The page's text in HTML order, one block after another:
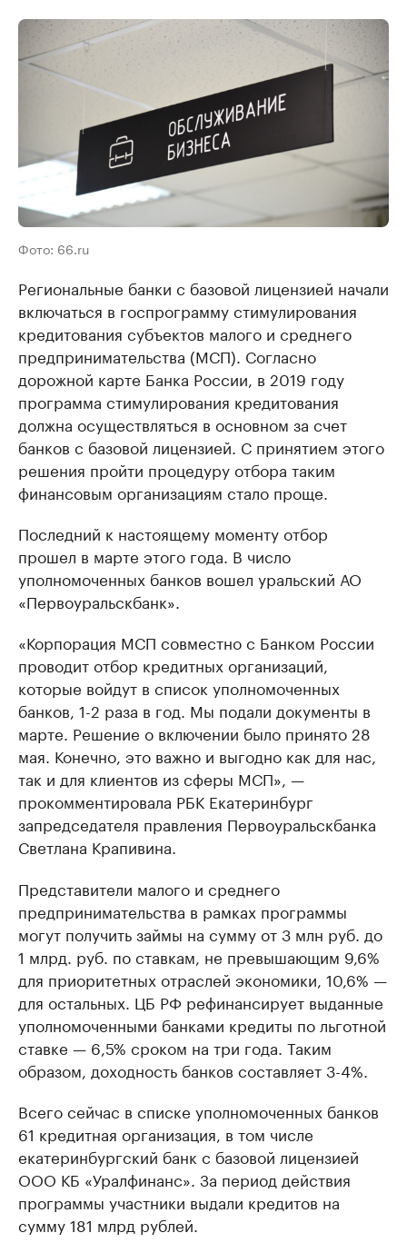
Фото: 66.ru
Региональные банки с базовой лицензией начали
включаться в госпрограмму стимулирования
кредитования субъектов малого и среднего
предпринимательства (МСП). Согласно
дорожной карте Банка России, в 2019 году
программа стимулирования кредитования
должна осуществляться в основном за счет
банков с базовой лицензией. С принятием этого
решения пройти процедуру отбора таким
финансовым организациям стало проще.
Последний к настоящему моменту отбор
прошел в марте этого года. В число
уполномоченных банков вошел уральский АО
«Первоуральскбанк».
«Корпорация МСП совместно с Банком России
проводит отбор кредитных организаций,
которые войдут в список уполномоченных
банков, 1-2 раза в год. Мы подали документы в
марте. Решение о включении было принято 28
мая. Конечно, это важно и выгодно как для нас,
так и для клиентов из сферы МСП», —
прокомментировала РБК Екатеринбург
запредседателя правления Первоуральскбанка
Светлана Крапивина.
Представители малого и среднего
предпринимательства в рамках программы
могут получить займы на сумму от 3 млн руб. до
1 млрд. руб. по ставкам, не превышающим 9,6%
для приоритетных отраслей экономики, 10,6% —
для остальных. ЦБ РФ рефинансирует выданные
уполномоченными банками кредиты по льготной
ставке — 6,5% сроком на три года. Таким
образом, доходность банков составляет 3-4%.
Всего сейчас в списке уполномоченных банков
61 кредитная организация, в том числе
екатеринбургский банк с базовой лицензией
ООО КБ «Уралфинанс». За период действия
программы участники выдали кредитов на
сумму 181 млрд рублей.